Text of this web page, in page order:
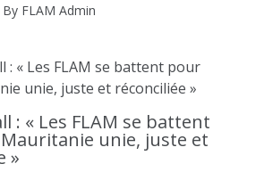
FLAM Admin
: « Les FLAM se battent
unie, juste et
»